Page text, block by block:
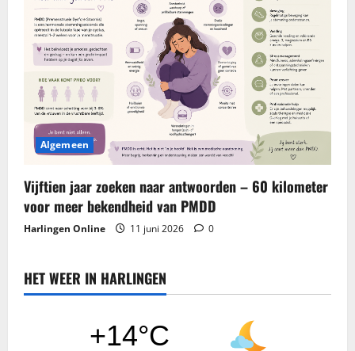
Algemeen
Vijftien jaar zoeken naar antwoorden – 60 kilometer
voor meer bekendheid van PMDD
Harlingen Online 11 juni 2026 0
HET WEER IN HARLINGEN
+14°C